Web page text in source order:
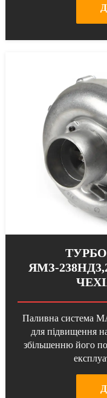
ЯМЗ-
Паливна система
для підвищення
збільшенню його